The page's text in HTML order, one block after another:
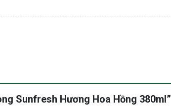
Sunfresh Hương Hoa Hồng 380ml”